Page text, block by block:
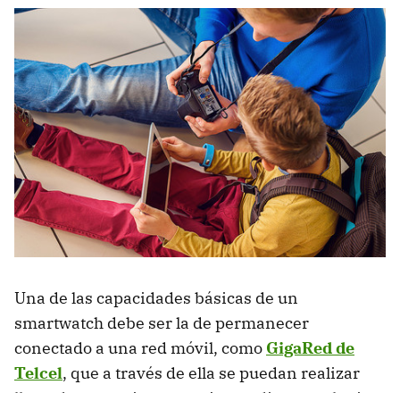
Una de las capacidades básicas de un
smartwatch debe ser la de permanecer
conectado a una red móvil, como GigaRed de
Telcel, que a través de ella se puedan realizar